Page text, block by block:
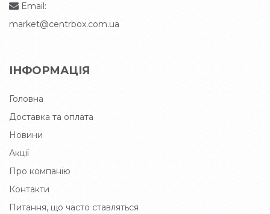
Email:
market@centrbox.com.ua
ІНФОРМАЦІЯ
Головна
Доставка та оплата
Новини
Акції
Про компанію
Контакти
Питання, що часто ставляться